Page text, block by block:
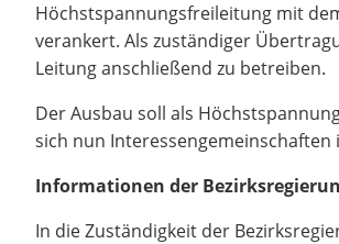
Höchstspannungsfreileitung mit
verankert. Als zuständiger
Leitung anschließend zu betreiben.
Der Ausbau soll als
sich nun
Informationen der
In die Zuständigkeit der